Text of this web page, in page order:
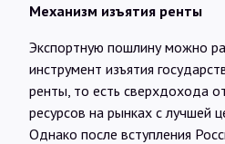
Механизм изъятия ренты
Экспортную пошлину можно
инструмент изъятия
ренты, то есть сверхдохода
ресурсов на рынках с лучшей
Однако после вступления